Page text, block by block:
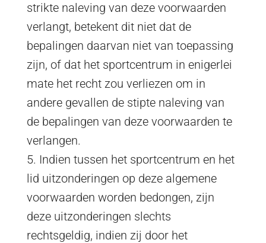
strikte naleving van deze voorwaarden
verlangt, betekent dit niet dat de
bepalingen daarvan niet van toepassing
zijn, of dat het sportcentrum in enigerlei
mate het recht zou verliezen om in
andere gevallen de stipte naleving van
de bepalingen van deze voorwaarden te
verlangen.
5. Indien tussen het sportcentrum en het
lid uitzonderingen op deze algemene
voorwaarden worden bedongen, zijn
deze uitzonderingen slechts
rechtsgeldig, indien zij door het